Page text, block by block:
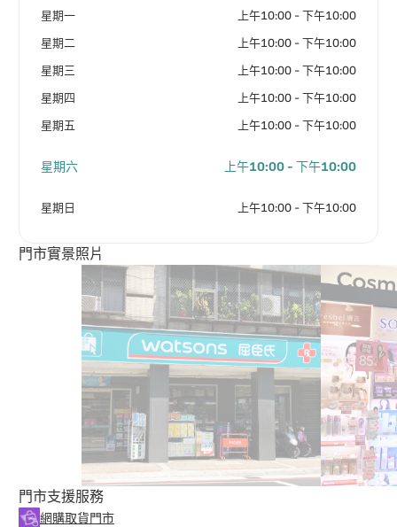
星期一 上午10:00 - 下午10:00
星期二 上午10:00 - 下午10:00
星期三 上午10:00 - 下午10:00
星期四 上午10:00 - 下午10:00
星期五 上午10:00 - 下午10:00
星期六 上午10:00 - 下午10:00
星期日 上午10:00 - 下午10:00
門市實景照片
門市支援服務
網購取貨門市